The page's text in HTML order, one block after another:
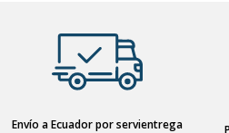
Envío a Ecuador por servientrega